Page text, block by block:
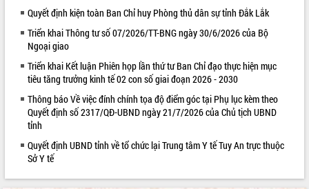
Khám bệnh, cấp phát thuốc miễn phí
và tặng quà người dân xã Cư Pui
Hội nghị UBND tỉnh Đắk Lắk thường kỳ
tháng 7/2026
Lễ truy tặng danh hiệu “Bà Mẹ Việt
Nam Anh hùng” và trao Huân chương
Lao động
UBND tỉnh Đắk Lắk triển khai nhiệm
vụ 6 tháng cuối năm 2026
ALBUM ẢNH
Quyết định kiện toàn Ban Chỉ huy Phòng thủ dân sự tỉnh Đắk Lắk
Triển khai Thông tư số 07/2026/TT-BNG ngày 30/6/2026 của Bộ
Ngoại giao
Triển khai Kết luận Phiên họp lần thứ tư Ban Chỉ đạo thực hiện mục
tiêu tăng trưởng kinh tế 02 con số giai đoạn 2026 - 2030
Thông báo Về việc đính chính tọa độ điểm góc tại Phụ lục kèm theo
Quyết định số 2317/QĐ-UBND ngày 21/7/2026 của Chủ tịch UBND
tỉnh
Quyết định UBND tỉnh về tổ chức lại Trung tâm Y tế Tuy An trực thuộc
Sở Y tế